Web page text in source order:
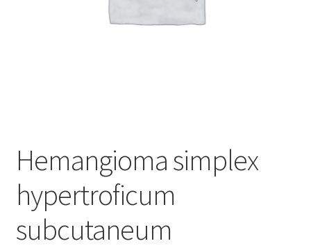
Hemangioma simplex
hypertroficum
subcutaneum